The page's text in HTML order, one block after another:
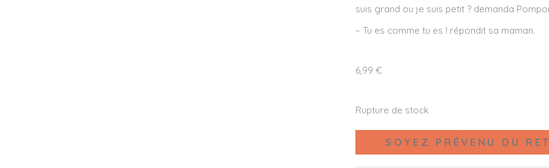
suis grand ou je suis petit ? demanda
– Tu es comme tu es ! répondit sa maman.
6,99 €
Rupture de stock
SOYEZ PRÉVENU DU